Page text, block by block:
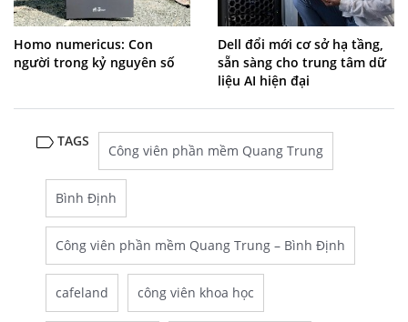
Homo numericus: Con
người trong kỷ nguyên số
Dell đổi mới cơ sở hạ tầng,
sẵn sàng cho trung tâm dữ
liệu AI hiện đại
TAGS
Công viên phần mềm Quang Trung
Bình Định
Công viên phần mềm Quang Trung – Bình Định
cafeland công viên khoa học